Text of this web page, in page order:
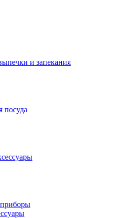
и запекания
посуда